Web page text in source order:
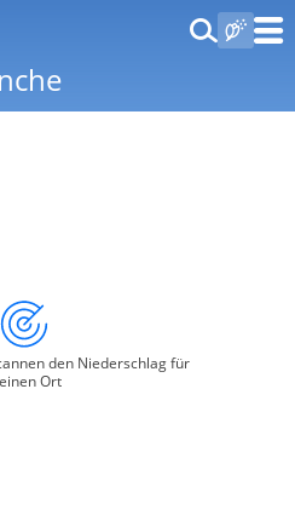
den Niederschlag für
Ort